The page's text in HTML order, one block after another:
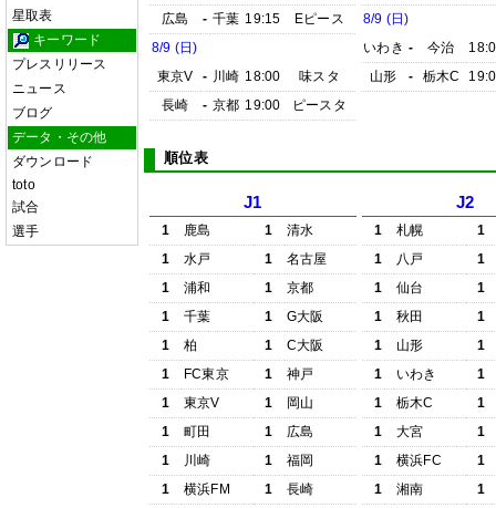
星取表
キーワード
プレスリリース
ニュース
ブログ
データ・その他
ダウンロード
toto
試合
選手
広島
- 千葉 19:15
Eピース
8/9 (日)
東京V
- 川崎 18:00
味スタ
長崎
- 京都 19:00 ピースタ
8/9 (日)
いわき - 今治
山形
- 栃木C
順位表
J1
1 鹿島 1
清水
1
水戸 1
名古屋
1
浦和 1
京都
1
千葉 1
G大阪
1
柏 1
C大阪
1
FC東京 1
神戸
1
東京V 1
岡山
1
町田 1
広島
1
川崎 1
福岡
1
横浜FM 1 長崎
J2
1 札幌
1
1
八戸
1
1
仙台
1
1
秋田
1
1
山形
1
1
いわき
1
1
栃木C
1
1
大宮
1
1
横浜FC
1
1
湘南 1